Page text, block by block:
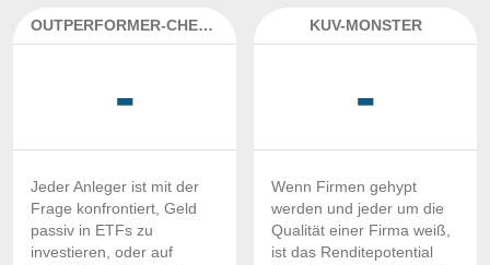
OUTPERFORMER-CHECK
-
Jeder Anleger ist mit der
Frage konfrontiert, Geld
passiv in ETFs zu
investieren, oder auf
KUV-MONSTER
-
Wenn Firmen gehypt
werden und jeder um die
Qualität einer Firma weiß,
ist das Renditepotential